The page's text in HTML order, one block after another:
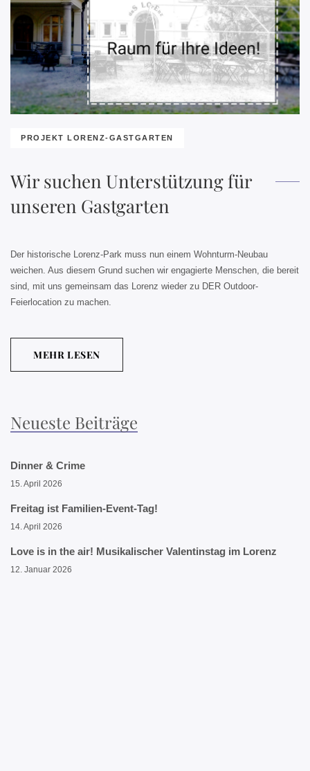
PROJEKT LORENZ-GASTGARTEN
Wir suchen Unterstützung für
unseren Gastgarten
Der historische Lorenz-Park muss nun einem Wohnturm-Neubau
weichen. Aus diesem Grund suchen wir engagierte Menschen, die bereit
sind, mit uns gemeinsam das Lorenz wieder zu DER Outdoor-
Feierlocation zu machen.
MEHR LESEN
Neueste Beiträge
Dinner & Crime
15. April 2026
Freitag ist Familien-Event-Tag!
14. April 2026
Love is in the air! Musikalischer Valentinstag im Lorenz
12. Januar 2026